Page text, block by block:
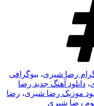
رضا شیری، بیوگرافی
، دانلود آهنگ جدید رضا
موزیک رضا شیری، رضا
رضا شیری